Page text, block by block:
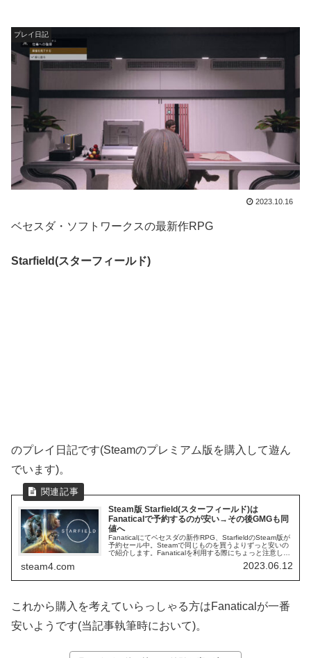
プレイ日記
2023.10.16
ベセスダ・ソフトワークスの最新作RPG
Starfield(スターフィールド)
のプレイ日記です(Steamのプレミアム版を購入して遊ん
でいます)。
Steam版 Starfield(スターフィールド)は
Fanaticalで予約するのが安い→その後GMGも同
値へ
Fanaticalにてベセスダの新作RPG、StarfieldのSteam版が
予約セール中。Steamで同じものを買うよりずっと安いの
で紹介します。Fanaticalを利用する際にちょっと注意した
steam4.com 2023.06.12
これから購入を考えていらっしゃる方はFanaticalが一番
安いようです(当記事執筆時において)。